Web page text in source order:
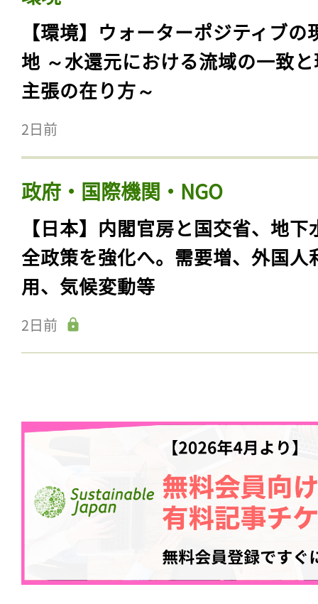
【環境】ウォーターポジティブの
地 ～水還元における流域の一致
主張の在り方～
2日前
政府・国際機関・NGO
【日本】内閣官房と国交省、地下
全政策を強化へ。需要増、外国人
用、気候変動等
2日前